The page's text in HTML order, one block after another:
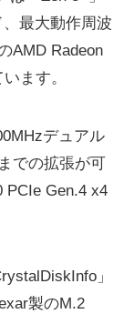
最大動作周波
AMD Radeon
ます。
デュアル
での拡張が可
PCIe Gen.4 x4
」
製のM.2